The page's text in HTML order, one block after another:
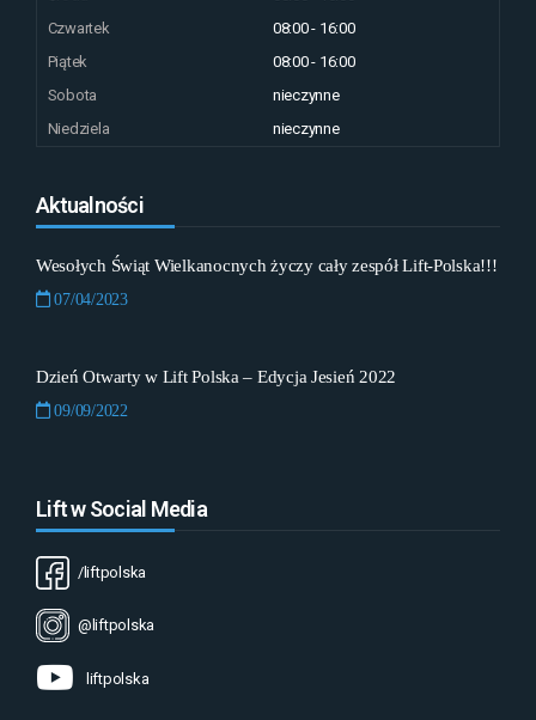
Czwartek
08:00 - 16:00
Piątek
08:00 - 16:00
Sobota
nieczynne
Niedziela
nieczynne
Aktualności
Wesołych Świąt Wielkanocnych życzy cały zespół Lift-Polska!!!
07/04/2023
Dzień Otwarty w Lift Polska – Edycja Jesień 2022
09/09/2022
Lift w Social Media
/liftpolska
@liftpolska
liftpolska